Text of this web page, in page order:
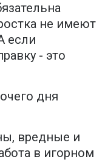
не имеют
если
- это
дня
вредные и
в игорном